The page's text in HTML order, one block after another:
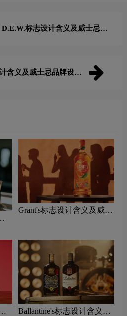
标志设计含义及威士忌品
含义及威士忌品牌设计
Grant's标志设计含义及威士
Ballantine's标志设计含义及